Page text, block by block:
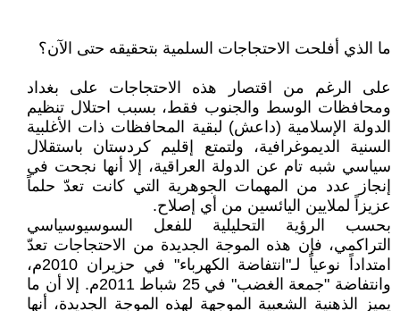
ما الذي أفلحت الاحتجاجات السلمية بتحقيقه حتى الآن؟
على الرغم من اقتصار هذه الاحتجاجات على بغداد
ومحافظات الوسط والجنوب فقط، بسبب احتلال تنظيم
الدولة الإسلامية (داعش) لبقية المحافظات ذات الأغلبية
السنية الديموغرافية، ولتمتع إقليم كردستان باستقلال
سياسي شبه تام عن الدولة العراقية، إلا أنها نجحت في
إنجاز عدد من المهمات الجوهرية التي كانت تعدّ حلماً
عزيزاً لملايين اليائسين من أي إصلاح.
بحسب الرؤية التحليلية للفعل السوسيوسياسي
التراكمي، فإن هذه الموجة الجديدة من الاحتجاجات تعدّ
امتداداً نوعياً لـ"انتفاضة الكهرباء" في حزيران 2010م،
وانتفاضة "جمعة الغضب" في 25 شباط 2011م. إلا أن ما
يميز الذهنية الشعبية الموجهة لهذه الموجة الجديدة، أنها